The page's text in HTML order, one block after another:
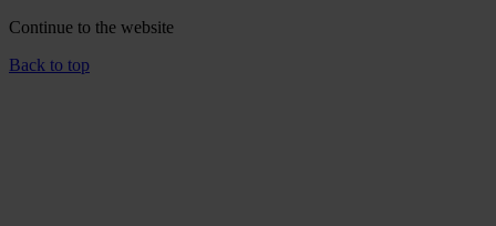
Continue to the website
Back to top